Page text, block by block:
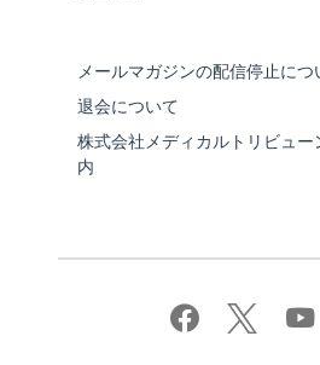
メールマガジンの配信停止につ
退会について
株式会社メディカルトリビュ
内